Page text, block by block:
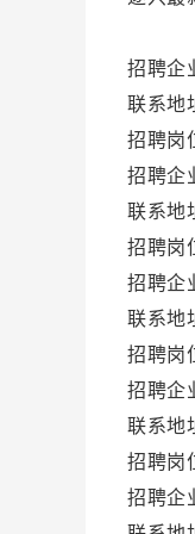
招聘企
联系地
招聘岗
招聘企
联系地
招聘岗
招聘企
联系地
招聘岗
招聘企
联系地
招聘岗
招聘企